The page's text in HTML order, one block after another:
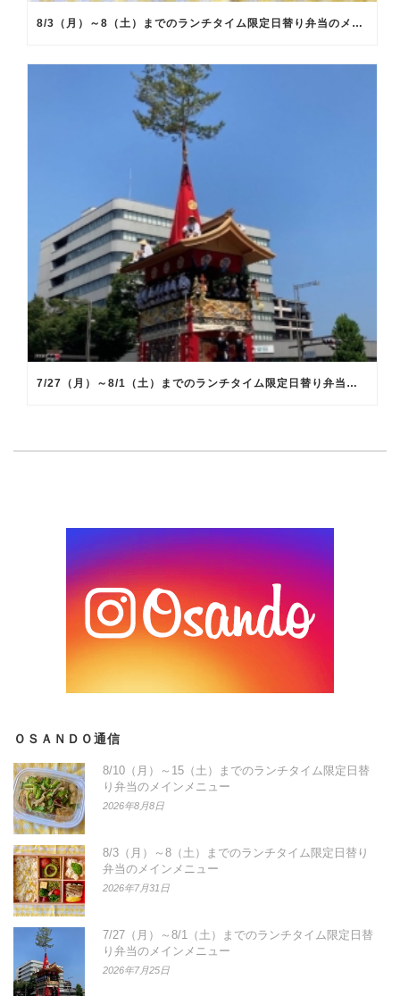
8/3（月）～8（土）までのランチタイム限定日替り弁当のメインメニュー
7/27（月）～8/1（土）までのランチタイム限定日替り弁当のメインメニュー
ＯＳＡＮＤＯ通信
8/10（月）～15（土）までのランチタイム限定日替
り弁当のメインメニュー
2026年8月8日
8/3（月）～8（土）までのランチタイム限定日替り
弁当のメインメニュー
2026年7月31日
7/27（月）～8/1（土）までのランチタイム限定日替
り弁当のメインメニュー
2026年7月25日